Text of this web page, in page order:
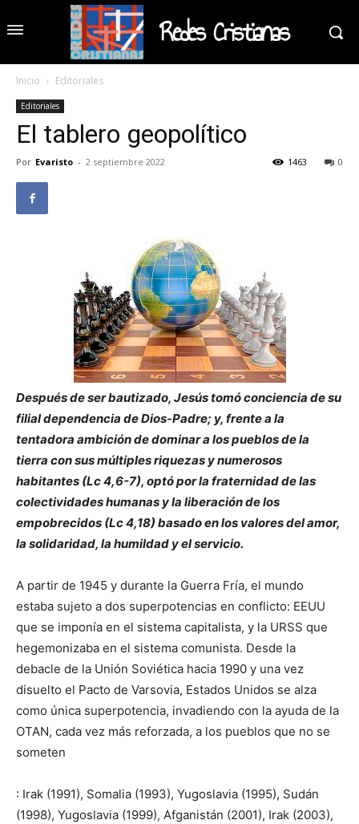
Redes Cristianas
Inicio Editoriales
Editoriales
El tablero geopolítico
Por Evaristo - 2 septiembre 2022 0
1463
Después de ser bautizado, Jesús tomó conciencia de su
filial dependencia de Dios-Padre; y, frente a la
tentadora ambición de dominar a los pueblos de la
tierra con sus múltiples riquezas y numerosos
habitantes (Lc 4,6-7), optó por la fraternidad de las
colectividades humanas y la liberación de los
empobrecidos (Lc 4,18) basado en los valores del amor,
la solidaridad, la humildad y el servicio.
A partir de 1945 y durante la Guerra Fría, el mundo
estaba sujeto a dos superpotencias en conflicto: EEUU
que se imponía en el sistema capitalista, y la URSS que
hegemonizaba en el sistema comunista. Desde la
debacle de la Unión Soviética hacia 1990 y una vez
disuelto el Pacto de Varsovia, Estados Unidos se alza
como única superpotencia, invadiendo con la ayuda de la
OTAN, cada vez más reforzada, a los pueblos que no se
someten
: Irak (1991), Somalia (1993), Yugoslavia (1995), Sudán
(1998), Yugoslavia (1999), Afganistán (2001), Irak (2003),